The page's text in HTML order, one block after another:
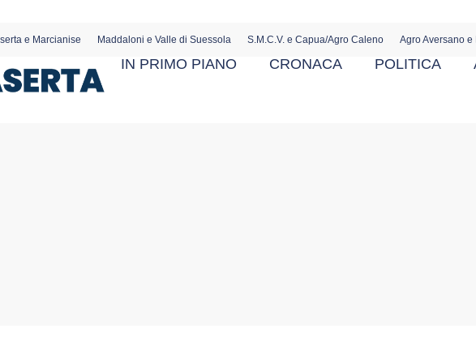
e Marcianise Maddaloni e Valle di Suessola S.M.C.V. e Capua/Agro Caleno Agro Aversano e
IN PRIMO PIANO CRONACA POLITICA